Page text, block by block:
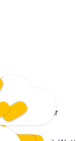
Verlauf für